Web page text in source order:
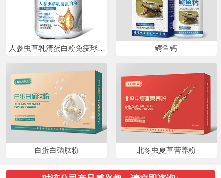
人参虫草乳清蛋白粉免疫球蛋
白
鳄鱼钙
白蛋白硒肽粉 北冬虫夏草营养粉